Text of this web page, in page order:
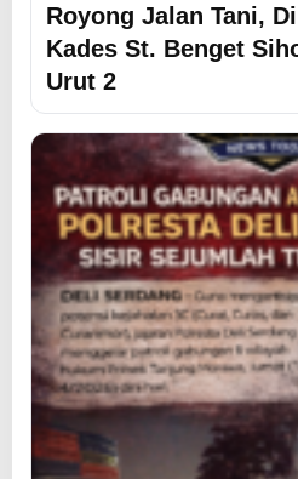
Royong Jalan Tani,
Kades St. Benget
Urut 2